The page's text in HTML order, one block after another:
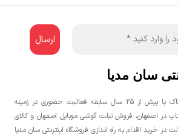
سان مدیا
شرکت خورشید ارتباطات پارتاک با بیش از 25 سال سابقه فعالیت حضوری در زمینه
در اصفهان، فروش تبلت گوشی موبایل اصفهان و کالای
در خرید اقدام به راه اندازی فروشگاه اینترنتی سان مدیا